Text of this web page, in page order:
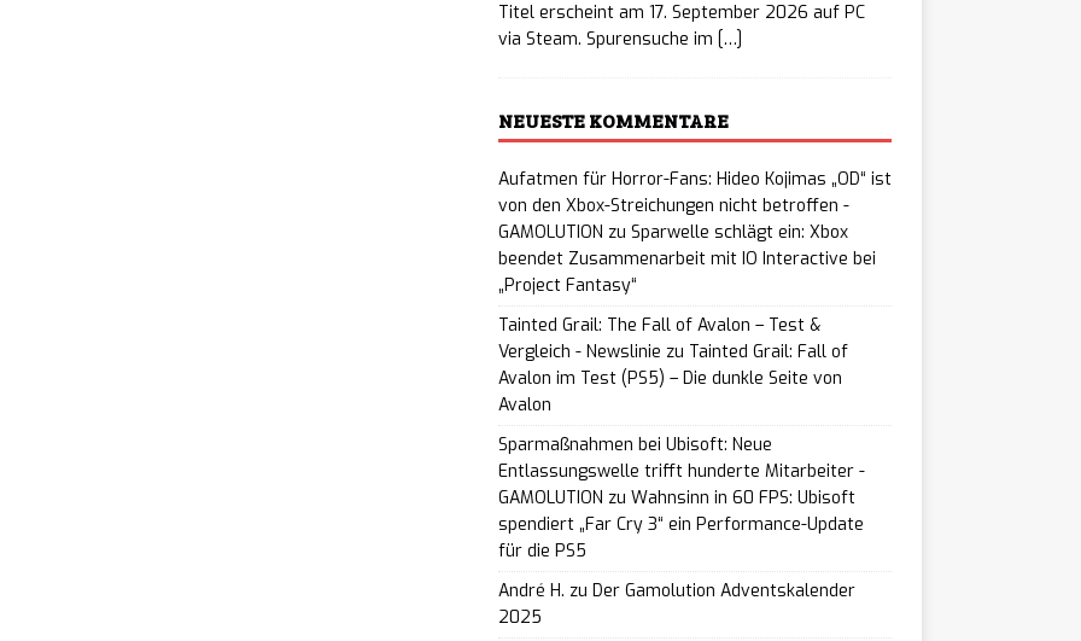
Titel erscheint am 17. September 2026 auf PC
via Steam. Spurensuche im […]
NEUESTE KOMMENTARE
Aufatmen für Horror-Fans: Hideo Kojimas „OD“ ist
von den Xbox-Streichungen nicht betroffen -
GAMOLUTION zu Sparwelle schlägt ein: Xbox
beendet Zusammenarbeit mit IO Interactive bei
„Project Fantasy“
Tainted Grail: The Fall of Avalon – Test &
Vergleich - Newslinie zu Tainted Grail: Fall of
Avalon im Test (PS5) – Die dunkle Seite von
Avalon
Sparmaßnahmen bei Ubisoft: Neue
Entlassungswelle trifft hunderte Mitarbeiter -
GAMOLUTION zu Wahnsinn in 60 FPS: Ubisoft
spendiert „Far Cry 3“ ein Performance-Update
für die PS5
André H. zu Der Gamolution Adventskalender
2025